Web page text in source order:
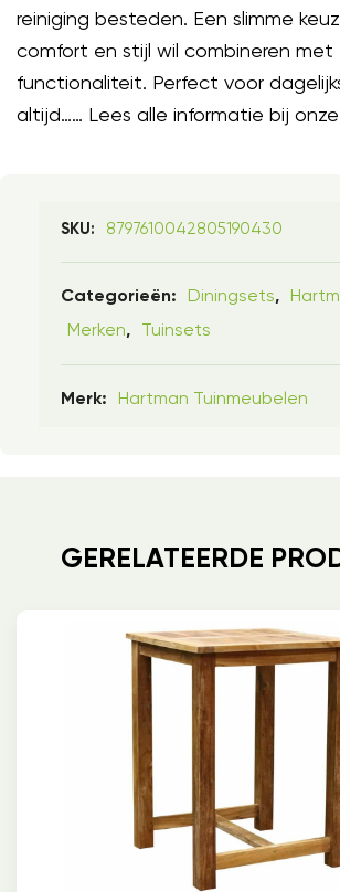
reiniging besteden. Een slimme
comfort en stijl wil combineren met
functionaliteit. Perfect voor
altijd…… Lees alle informatie bij
SKU: 8797610042805190430
Categorieën: Diningsets,
Merken, Tuinsets
Merk: Hartman Tuinmeubelen
GERELATEERDE